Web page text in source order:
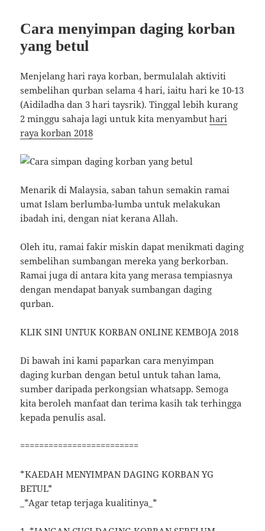
o
k
p
Cara menyimpan daging korban
yang betul
Menjelang hari raya korban, bermulalah aktiviti
sembelihan qurban selama 4 hari, iaitu hari ke 10-13
(Aidiladha dan 3 hari taysrik). Tinggal lebih kurang
2 minggu sahaja lagi untuk kita menyambuthari
raya korban 2018
Menarik di Malaysia, saban tahun semakin ramai
umat Islam berlumba-lumba untuk melakukan
ibadah ini, dengan niat kerana Allah.
Oleh itu, ramai fakir miskin dapat menikmati daging
sembelihan sumbangan mereka yang berkorban.
Ramai juga di antara kita yang merasa tempiasnya
dengan mendapat banyak sumbangan daging
qurban.
KLIK SINI UNTUK KORBAN ONLINE KEMBOJA 2018
Di bawah ini kami paparkan cara menyimpan
daging kurban dengan betul untuk tahan lama,
sumber daripada perkongsian whatsapp. Semoga
kita beroleh manfaat dan terima kasih tak terhingga
kepada penulis asal.
=========================
*KAEDAH MENYIMPAN DAGING KORBAN YG
BETUL*
_*Agar tetap terjaga kualitinya_*